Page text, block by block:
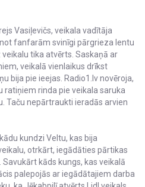
Vasiļevičs, veikala vadītāja
fanfarām svinīgi pārgrieza lentu
tika atvērts. Saskaņā ar
veikalā vienlaikus drīkst
bija pie ieejas. Radio1.lv novēroja,
ratiņiem rinda pie veikala saruka
Taču nepārtraukti ieradās arvien
kundzi Veltu, kas bija
otrkārt, iegādāties pārtikas
kāds kungs, kas veikalā
palepojās ar iegādātajiem darba